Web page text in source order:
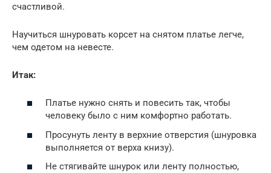
счастливой.
Научиться шнуровать корсет на снятом платье легче,
чем одетом на невесте.
Итак:
Платье нужно снять и повесить так, чтобы
человеку было с ним комфортно работать.
Просунуть ленту в верхние отверстия (шнуровка
выполняется от верха книзу).
Не стягивайте шнурок или ленту полностью,